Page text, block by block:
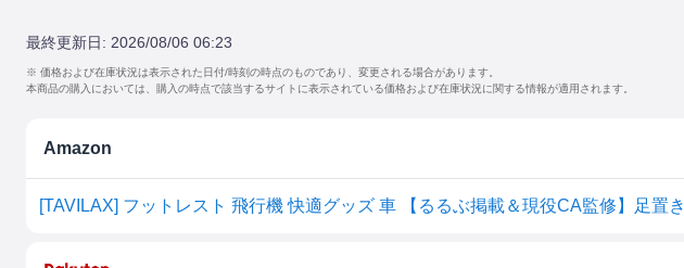
最終更新日: 2026/08/06 06:23
※ 価格および在庫状況は表示された日付/時刻の時点のものであり、変更される場合があります。
本商品の購入においては、購入の時点で該当するサイトに表示されている価格および在庫状況に関する情報が適用されます。
Amazon
[TAVILAX] フットレスト 飛行機 快適グッズ 車 【るるぶ掲載＆現役CA監修】足置き